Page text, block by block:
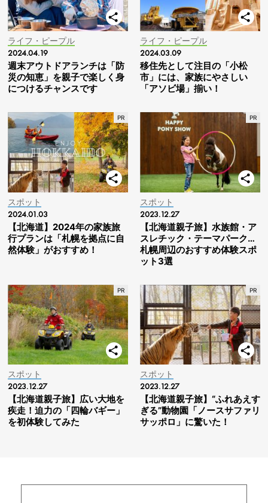
ライフ・ピープル
2024.04.19
週末アウトドアランチは「防
災の知恵」を親子で楽しく身
につけるチャンスです
ライフ・ピープル
2024.03.09
移住先として注目の「小松
市」には、家族にやさしい
「アソビ場」揃い！
スポット
2024.01.03
【北海道】2024年の家族旅
行プランは「札幌を拠点に自
然体験」がおすすめ！
スポット
2023.12.27
【北海道親子旅】水族館・ア
スレチック・テーマパーク…
札幌周辺のおすすめ体験スポ
ット3選
スポット
2023.12.27
【北海道親子旅】広い大地を
疾走！迫力の「四輪バギー」
を初体験してみた
スポット
2023.12.27
【北海道親子旅】“ふれあえす
ぎる”動物園「ノースサファリ
サッポロ」に驚いた！